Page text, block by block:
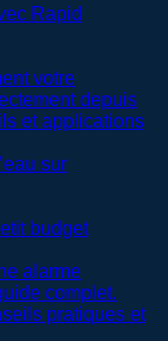
Rapid
sur
budget